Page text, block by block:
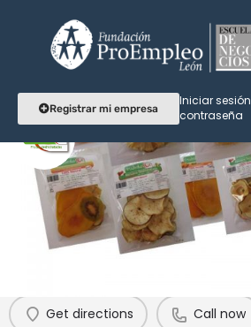
Registrar mi empresa
Iniciar sesión
contraseña
frudesba
Deliciosamente Saludable!
Perfil Reseñas
Get directions Call now